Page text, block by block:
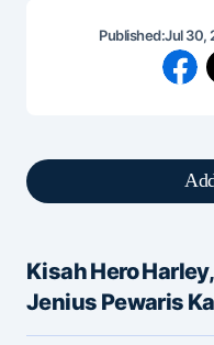
Published:Jul 30,
Alamat email Anda
Ruas yang wajib
Kisah Hero
Jenius Pewaris